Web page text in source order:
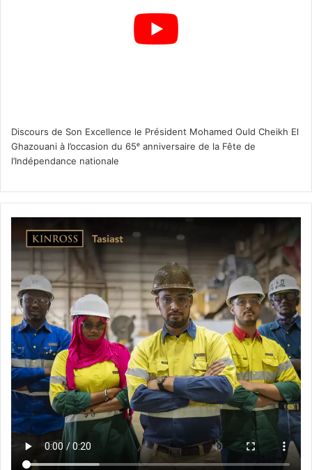
Discours de Son Excellence le Président Mohamed Ould Cheikh El
Ghazouani à l’occasion du 65ᵉ anniversaire de la Fête de
l’Indépendance nationale